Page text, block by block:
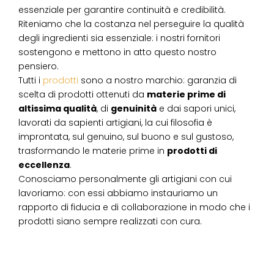
essenziale per garantire continuità e credibilità.
Riteniamo che la costanza nel perseguire la qualità
degli ingredienti sia essenziale: i nostri fornitori
sostengono e mettono in atto questo nostro
pensiero.
Tutti i prodotti sono a nostro marchio: garanzia di
scelta di prodotti ottenuti da materie prime di
altissima qualità, di genuinità e dai sapori unici,
lavorati da sapienti artigiani, la cui filosofia è
improntata, sul genuino, sul buono e sul gustoso,
trasformando le materie prime in prodotti di
eccellenza.
Conosciamo personalmente gli artigiani con cui
lavoriamo: con essi abbiamo instauriamo un
rapporto di fiducia e di collaborazione in modo che i
prodotti siano sempre realizzati con cura.